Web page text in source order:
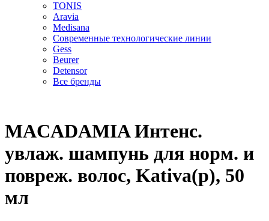
TONIS
Aravia
Medisana
Современные технологические линии
Gess
Beurer
Detensor
Все бренды
MACADAMIA Интенс.
увлаж. шампунь для норм. и
повреж. волос, Kativa(р), 50
мл